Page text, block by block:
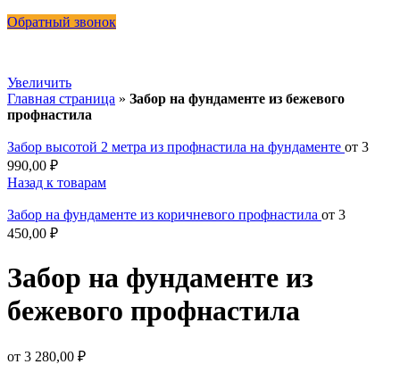
Обратный звонок
Увеличить
Главная страница » Забор на фундаменте из бежевого
профнастила
Забор высотой 2 метра из профнастила на фундаменте от 3
990,00 ₽
Назад к товарам
Забор на фундаменте из коричневого профнастила от 3
450,00 ₽
Забор на фундаменте из
бежевого профнастила
от 3 280,00 ₽